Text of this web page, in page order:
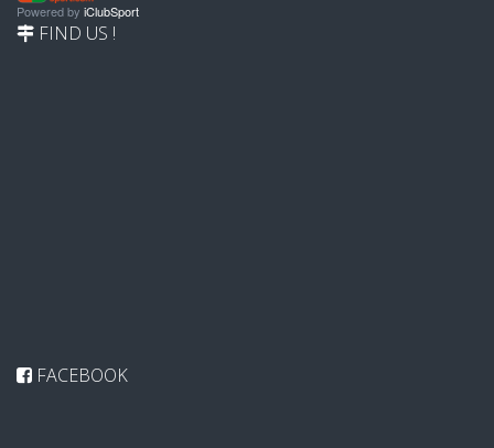
Powered by iClubSport
FIND US !
FACEBOOK